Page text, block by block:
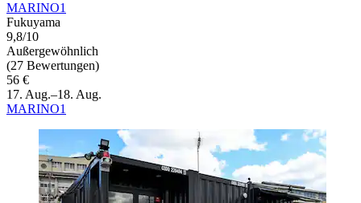
MARINO1
Fukuyama
9,8/10
Außergewöhnlich
(27 Bewertungen)
56 €
17. Aug.–18. Aug.
MARINO1